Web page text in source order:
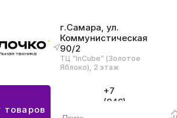
г.Самара, ул.
Коммунистическая
90/2
ТЦ “InCube” (Золотое
Яблоко), 2 этаж
товаров
+7
(846)